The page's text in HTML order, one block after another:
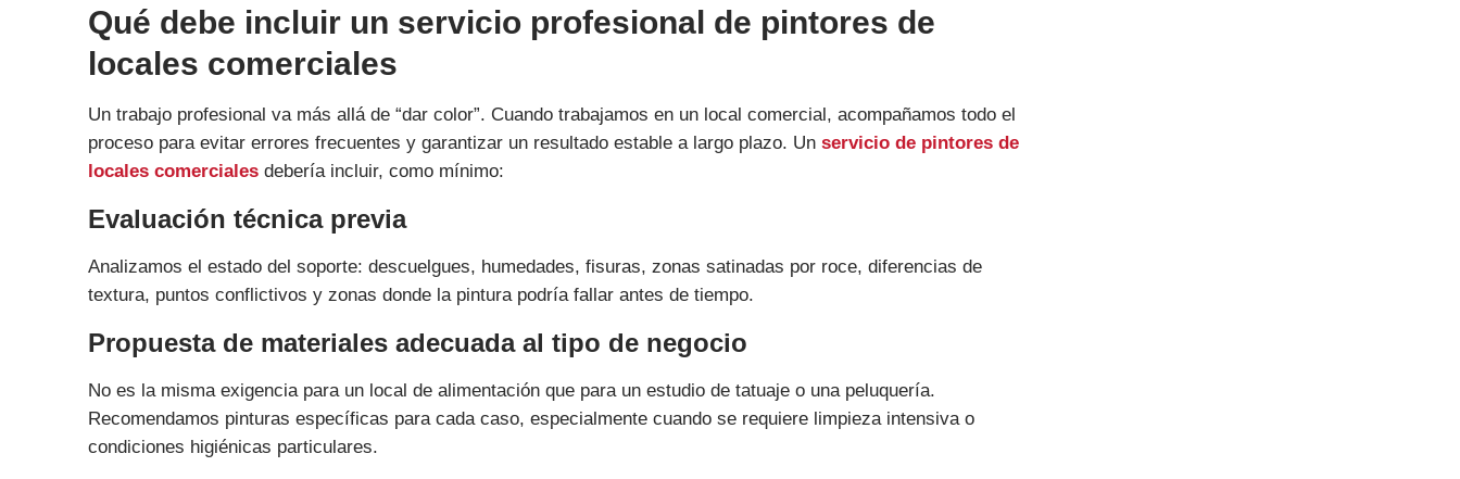
Qué debe incluir un servicio profesional de pintores de
locales comerciales
Un trabajo profesional va más allá de “dar color”. Cuando trabajamos en un local comercial, acompañamos todo el
proceso para evitar errores frecuentes y garantizar un resultado estable a largo plazo. Un servicio de pintores de
locales comercialesdebería incluir, como mínimo:
Evaluación técnica previa
Analizamos el estado del soporte: descuelgues, humedades, fisuras, zonas satinadas por roce, diferencias de
textura, puntos conflictivos y zonas donde la pintura podría fallar antes de tiempo.
Propuesta de materiales adecuada al tipo de negocio
No es la misma exigencia para un local de alimentación que para un estudio de tatuaje o una peluquería.
Recomendamos pinturas específicas para cada caso, especialmente cuando se requiere limpieza intensiva o
condiciones higiénicas particulares.